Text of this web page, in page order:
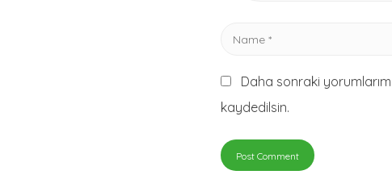
Name
Daha sonraki
kaydedilsin.